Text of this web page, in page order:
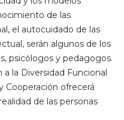
de las
el autocuidado de las
serán algunos de los
psicólogos y pedagogos.
la Diversidad Funcional
Cooperación ofrecerá
de las personas